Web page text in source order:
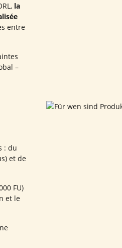
la
entre
–
: du
et de
FU)
et le